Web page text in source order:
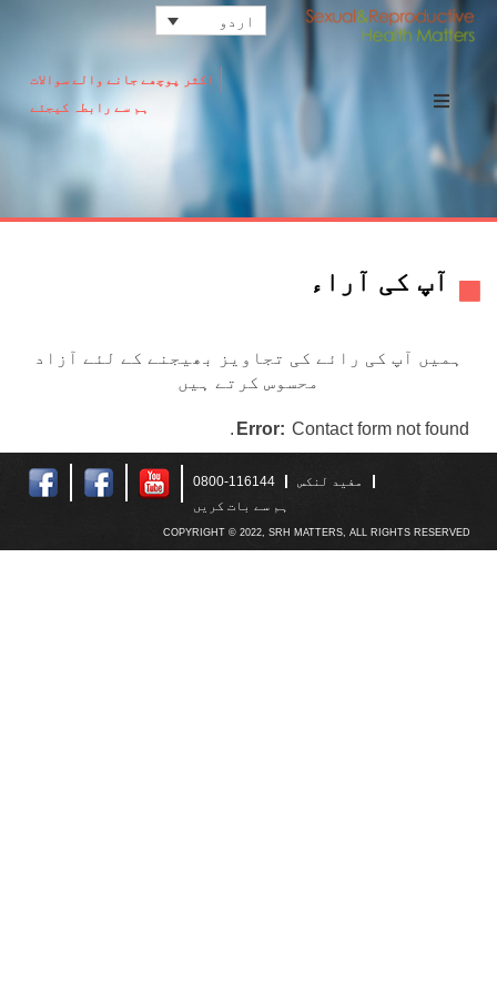
اردو
اکثر پوچھے جانے والے سوالات
ہم سے رابطہ کیجئے
آپ کی آراء
ہمیں آپ کی رائے کی تجاویز بھیجنے کے لئے آزاد
محسوس کرتے ہیں
Error: Contact form not found.
0800-116144
مفید لنکس
ہم سے بات کریں
COPYRIGHT © 2022, SRH MATTERS, ALL RIGHTS RESERVED